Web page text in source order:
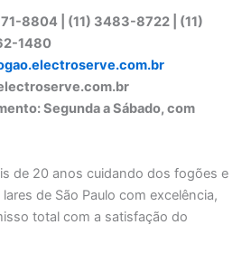
8804 | (11) 3483-8722 | (11)
1480
Segunda a Sábado, com
de 20 anos cuidando dos fogões e
de São Paulo com excelência,
total com a satisfação do